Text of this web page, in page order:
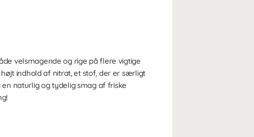
velsmagende og rige på flere vigtige
indhold af nitrat, et stof, der er særligt
naturlig og tydelig smag af friske